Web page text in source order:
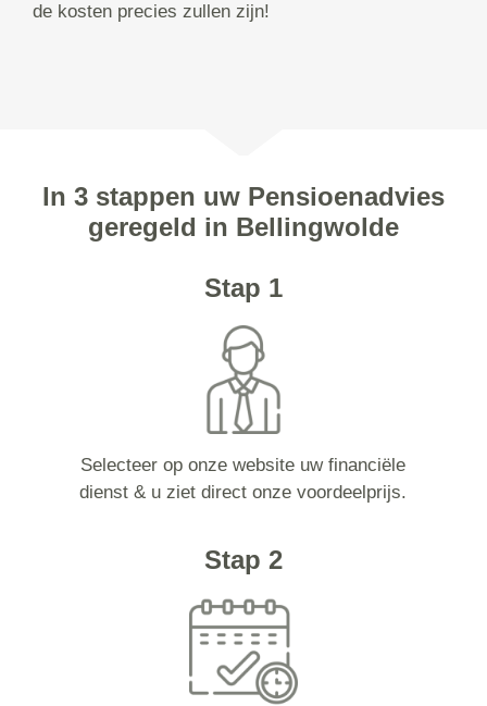
de kosten precies zullen zijn!
In 3 stappen uw Pensioenadvies
geregeld in Bellingwolde
Stap 1
Selecteer op onze website uw financiële
dienst & u ziet direct onze voordeelprijs.
Stap 2